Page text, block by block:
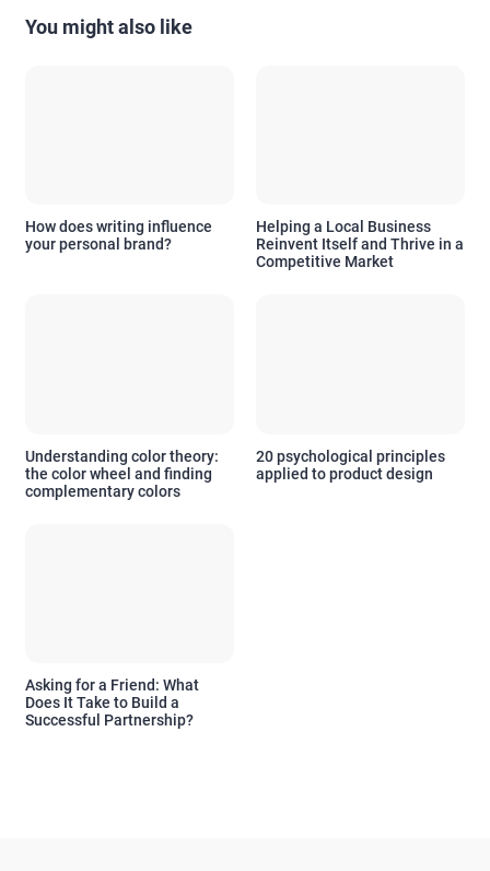
You might also like
How does writing influence
your personal brand?
Helping a Local Business
Reinvent Itself and Thrive in a
Competitive Market
Understanding color theory:
the color wheel and finding
complementary colors
20 psychological principles
applied to product design
Asking for a Friend: What
Does It Take to Build a
Successful Partnership?